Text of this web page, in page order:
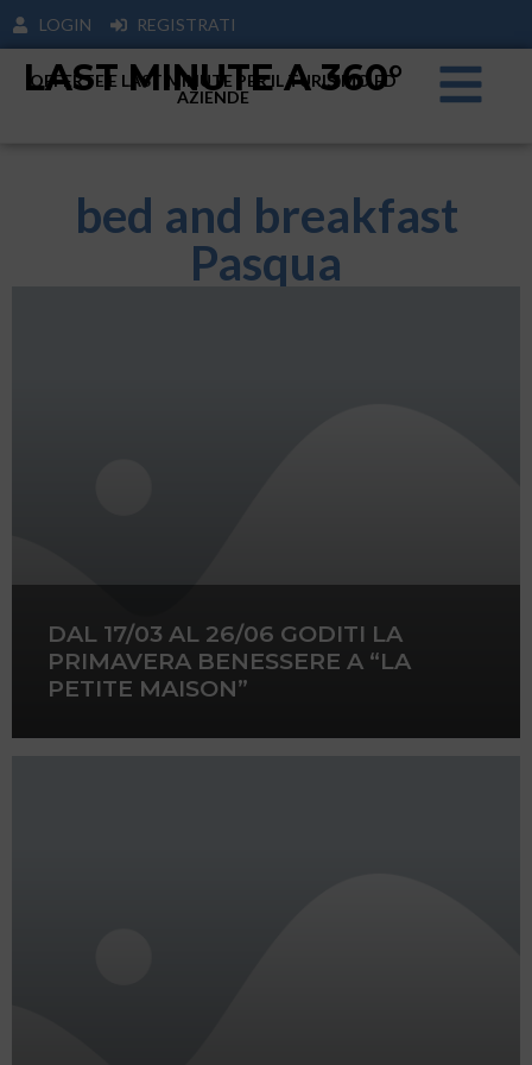
LOGIN REGISTRATI
LAST MINUTE A 360°
OFFERTE E LAST MINUTE PER IL TURISIMO ED
AZIENDE
bed and breakfast
Pasqua
DAL 17/03 AL 26/06 GODITI LA
PRIMAVERA BENESSERE A “LA
PETITE MAISON”